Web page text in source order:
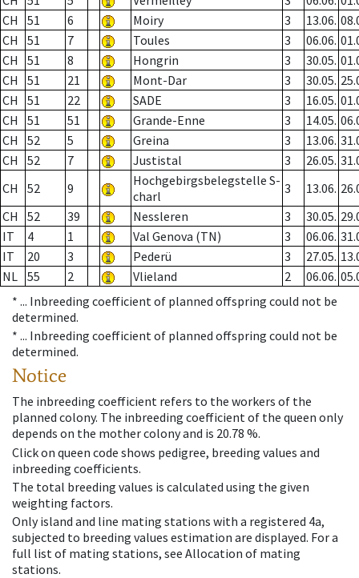
CH
51 6 Moiry 3 13.06.
CH
51 7 Toules 3 06.06.
CH
51 8 Hongrin 3 30.05.
CH
51 21 Mont-Dar 3 30.05.
CH
51 22 SADE 3 16.05.
CH
51 51 Grande-Enne 3 14.05.
CH
52 5 Greina 3 13.06.
CH
52 7 Justistal 3 26.05.
CH
52 9
Hochgebirgsbelegstelle S-
charl
3 13.06.
CH
52 39 Nessleren 3 30.05.
IT
4 1 Val Genova (TN) 3 06.06.
IT
20 3 Pederü 3 27.05.
NL 55 2 Vlieland 2 06.06.
* ... Inbreeding coefficient of planned offspring could not be
determined.
* ... Inbreeding coefficient of planned offspring could not be
determined.
Notice
The inbreeding coefficient refers to the workers of the
planned colony. The inbreeding coefficient of the queen only
depends on the mother colony and is 20.78 %.
Click on queen code shows pedigree, breeding values and
inbreeding coefficients.
The total breeding values is calculated using the given
weighting factors.
Only island and line mating stations with a registered 4a,
subjected to breeding values estimation are displayed. For a
full list of mating stations, see Allocation of mating
stations.